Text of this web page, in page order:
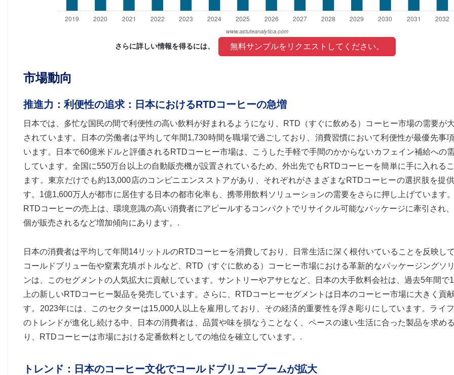
さらに詳しい情報を得るには、 無料サンプルをリクエストしてください。
市場動向
推進力：利便性の追求：日本におけるRTDコーヒーの急増
日本では、多忙な国民の間で利便性の高い飲料が好まれるようになり、RTD（すぐに飲める）コーヒー市場の需要が
されています。日本の労働者は平均して年間1,730時間を職場で過ごしており、消費習慣において利便性が最優先事
います。日本で60億米ドルと評価されるRTDコーヒー市場は、こうした手軽で手間のかからないカフェイン補給への
しています。全国に550万台以上の自動販売機が設置されているため、外出先でもRTDコーヒーを簡単に手に入れる
ます。東京だけでも約13,000店のコンビニエンスストアがあり、それぞれがさまざまなRTDコーヒーの選択肢を提
す。1億1,600万人が都市に居住する日本の都市化率も、携帯用飲料ソリューションの需要をさらに押し上げています
RTDコーヒーの売上は、環境意識の高い消費者にアピールするコンパクトでリサイクル可能なパッケージに牽引され
個が販売されるなど増加傾向にあります。.
日本の消費者は平均して年間14リットルのRTDコーヒーを消費しており、日常生活に深く根付いていることを反映し
コールドブリュー缶や窒素充填ボトルなど、RTD（すぐに飲める）コーヒー市場における革新的なパッケージングソ
ンは、このセグメントの人気拡大に貢献しています。サントリーやアサヒなど、日本の大手飲料会社は、過去5年間で
上の新しいRTDコーヒー製品を発売しています。さらに、RTDコーヒーセグメントは日本のコーヒー市場に大きく貢
す。2023年には、このセクターは15,000人以上を雇用しており、その経済的重要性を浮き彫りにしています。ライ
のトレンドが進化し続ける中、日本の消費者は、品質や味を損なうことなく、ペースの速い生活に合った製品を求め
り、RTDコーヒーは市場における定番飲料としての地位を確立しています。.
トレンド：日本のコーヒー文化でコールドブリューブームが拡大